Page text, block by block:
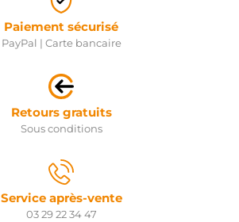
Paiement sécurisé
PayPal | Carte bancaire
Retours gratuits
Sous conditions
Service après-vente
03 29 22 34 47